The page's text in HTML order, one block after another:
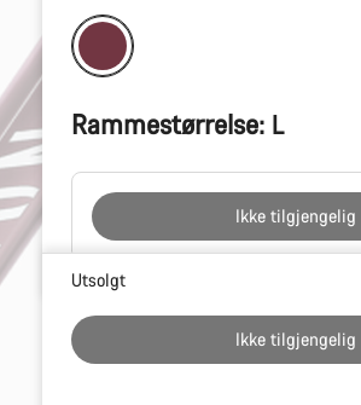
Rammestørrelse: L
Ikke tilgjengelig
Grunner
å
kjøpe
Utsolgt
Ikke tilgjengelig